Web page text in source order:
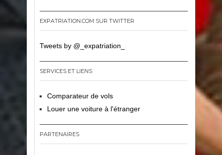
EXPATRIATION.COM SUR TWITTER
Tweets by @_expatriation_
SERVICES ET LIENS
Comparateur de vols
Louer une voiture à l'étranger
PARTENAIRES